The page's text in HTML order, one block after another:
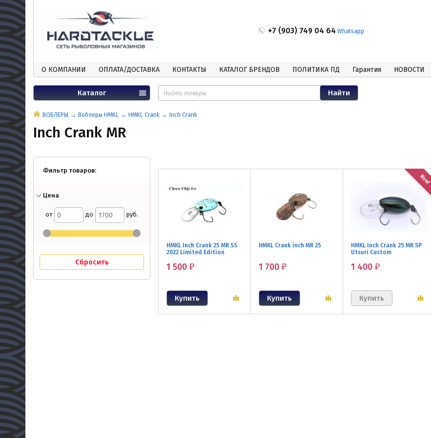
+7 (903) 749 04 64 Whatsapp
О КОМПАНИИ ОПЛАТА/ДОСТАВКА КОНТАКТЫ КАТАЛОГ БРЕНДОВ ПОЛИТИКА ПД Гарантия НОВОСТИ
Каталог
ВОБЛЕРЫ Воблеры HMKL HMKL Crank Inch Crank
Inch Crank MR
Фильтр товаров:
Цена
от до руб.
HMKL Inch Crank 25 MR SS
2022 Limited Edition
1 500 ₽
HMKL Crank inch MR 25
1 700₽
New!
HMKL Inch Crank 25 MR SP
Utsuri Custom
1 400₽